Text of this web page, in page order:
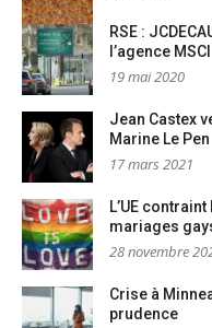
RSE :
l’agence MSCI
19 mai 2020
Jean Castex
Marine Le Pen
17 mars 2021
L’UE
mariages
28 novembre
Crise à
prudence